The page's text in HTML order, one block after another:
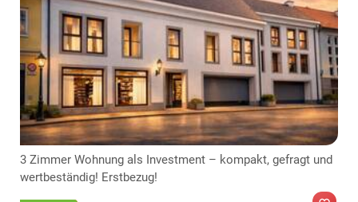
3 Zimmer Wohnung als Investment – kompakt, gefragt und
wertbeständig! Erstbezug!